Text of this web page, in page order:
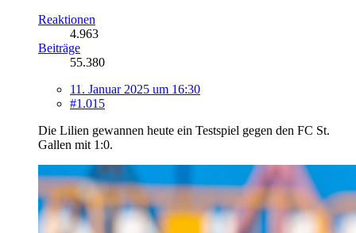
Reaktionen
4.963
Beiträge
55.380
11. Januar 2025 um 16:30
#1.015
Die Lilien gewannen heute ein Testspiel gegen den FC St.
Gallen mit 1:0.